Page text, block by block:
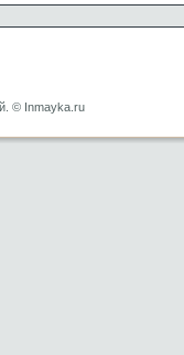
© Inmayka.ru